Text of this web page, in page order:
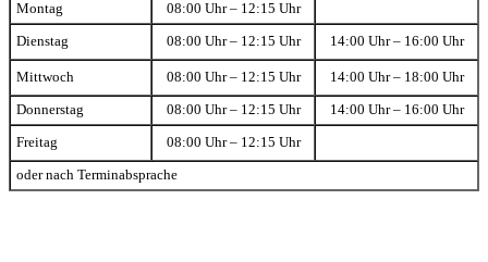
Montag 08:00 Uhr – 12:15 Uhr
Dienstag 08:00 Uhr – 12:15 Uhr 14:00 Uhr – 16:00 Uhr
Mittwoch 08:00 Uhr – 12:15 Uhr 14:00 Uhr – 18:00 Uhr
Donnerstag 08:00 Uhr – 12:15 Uhr 14:00 Uhr – 16:00 Uhr
Freitag 08:00 Uhr – 12:15 Uhr
oder nach Terminabsprache